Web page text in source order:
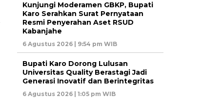
Kunjungi Moderamen GBKP, Bupati
Karo Serahkan Surat Pernyataan
Resmi Penyerahan Aset RSUD
Kabanjahe
6 Agustus 2026 | 9:54 pm WIB
Bupati Karo Dorong Lulusan
Universitas Quality Berastagi Jadi
Generasi Inovatif dan Berintegritas
6 Agustus 2026 | 1:05 pm WIB